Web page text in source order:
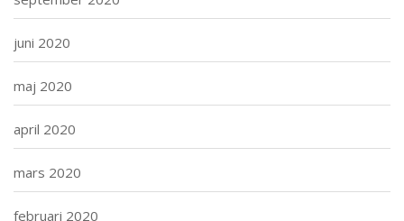
juni 2020
maj 2020
april 2020
mars 2020
februari 2020